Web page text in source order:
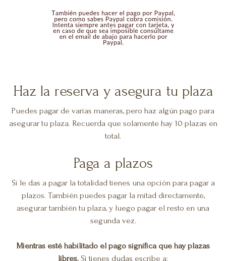
Haz la reserva y asegura tu plaza
Puedes pagar de varias maneras, pero haz algún pago para
asegurar tu plaza. Recuerda que solamente hay 10 plazas en
total.
Paga a plazos
Si le das a pagar la totalidad tienes una opción para pagar a
plazos. También puedes pagar la mitad directamente,
asegurar también tu plaza, y luego pagar el resto en una
segunda vez.
Mientras esté habilitado el pago significa que hay plazas
libres. Si tienes dudas escribe a: